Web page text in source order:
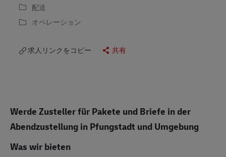
配送
オペレーション
求人リンクをコピー 共有
Werde Zusteller für Pakete und Briefe in der
Abendzustellung in Pfungstadt und Umgebung
Was wir bieten